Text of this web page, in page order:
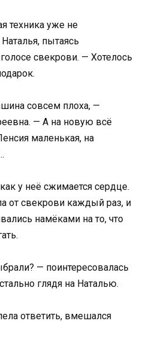
техника уже не
пытаясь
свекрови. — Хотелось
совсем плоха, —
— А на новую всё
маленькая, на
у неё сжимается сердце.
от свекрови каждый раз, и
намёками на то, что
— поинтересовалась
глядя на Наталью.
ответить, вмешался